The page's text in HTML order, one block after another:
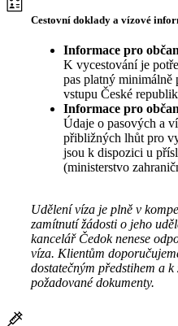
Cestovní doklady a vízové
Informace pro
K vycestování je
pas platný
vstupu České
Informace pro
Údaje o pasových a
přibližných lhůt pro
jsou k dispozici u
(ministerstvo
Udělení víza je plně v
zamítnutí žádosti o jeho
kancelář Čedok nenese
víza. Klientům
dostatečným předstihem a
požadované dokumenty.